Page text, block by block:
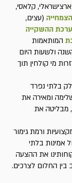
קלאסי,
(עצים,
ההשקייה
המותאמות
ולשעות היום
מי קולחין תוך
בלתי נפרד
ומאירה את
מבליטה את
ורמת גימור
אמינות בלתי
את ההצעה
בין החלום לצרכים.